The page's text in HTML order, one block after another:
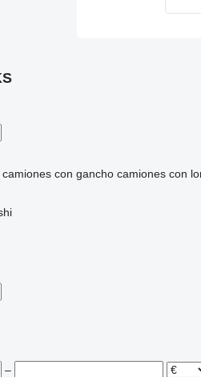
camiones con gancho camiones con
–